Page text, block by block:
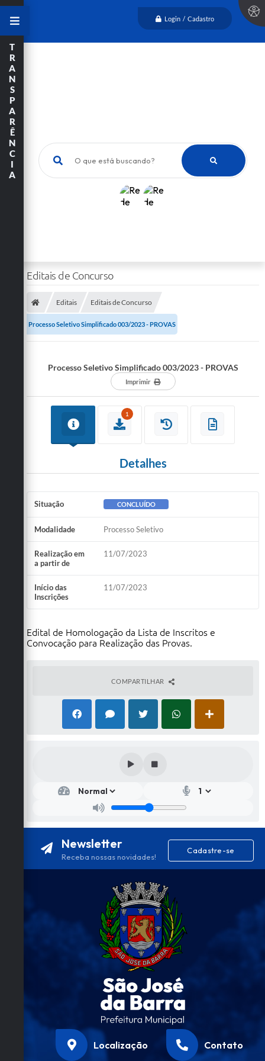
Login / Cadastro
O que está buscando?
T
R
A
N
S
P
A
R
Ê
N
C
I
A
Editais de Concurso
Editais Editais de Concurso
Processo Seletivo Simplificado 003/2023 - PROVAS
Processo Seletivo Simplificado 003/2023 - PROVAS
Imprimir
1
Detalhes
Situação CONCLUÍDO
Modalidade Processo Seletivo
Realização em
a partir de
11/07/2023
Início das
Inscrições
11/07/2023
Edital de Homologação da Lista de Inscritos e
Convocação para Realização das Provas.
COMPARTILHAR
Newsletter
Receba nossas novidades!
Cadastre-se
Localização Contato